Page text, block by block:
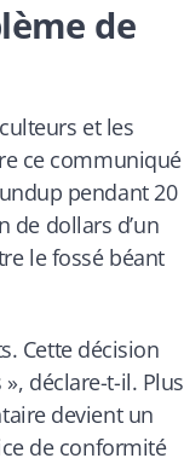
de
et les
ce communiqué
pendant 20
de dollars d’un
le fossé béant
Cette décision
déclare-t-il. Plus
devient un
de conformité